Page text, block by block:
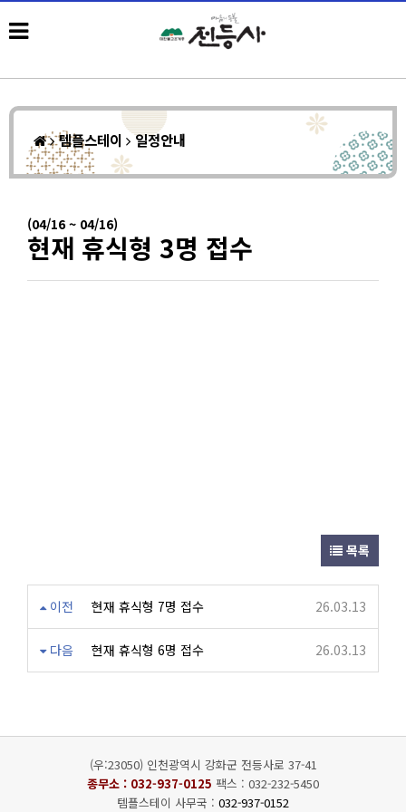
템플스테이 일정안내
(04/16 ~ 04/16)
현재 휴식형 3명 접수
목록
이전 현재 휴식형 7명 접수 26.03.13
다음 현재 휴식형 6명 접수 26.03.13
(우:23050) 인천광역시 강화군 전등사로 37-41
종무소 : 032-937-0125 팩스 : 032-232-5450
템플스테이 사무국 : 032-937-0152